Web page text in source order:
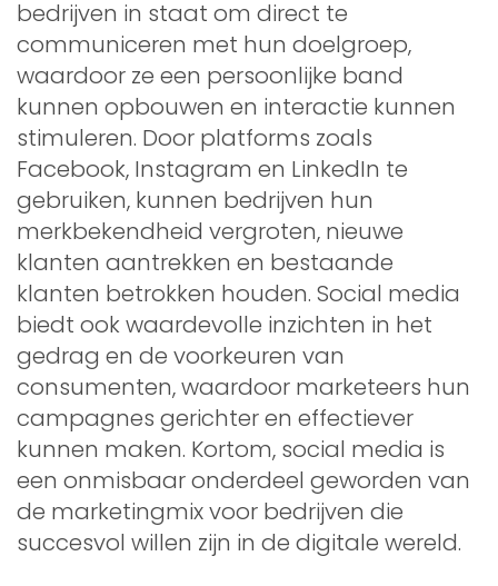
bedrijven in staat om direct te
communiceren met hun doelgroep,
waardoor ze een persoonlijke band
kunnen opbouwen en interactie kunnen
stimuleren. Door platforms zoals
Facebook, Instagram en LinkedIn te
gebruiken, kunnen bedrijven hun
merkbekendheid vergroten, nieuwe
klanten aantrekken en bestaande
klanten betrokken houden. Social media
biedt ook waardevolle inzichten in het
gedrag en de voorkeuren van
consumenten, waardoor marketeers hun
campagnes gerichter en effectiever
kunnen maken. Kortom, social media is
een onmisbaar onderdeel geworden van
de marketingmix voor bedrijven die
succesvol willen zijn in de digitale wereld.